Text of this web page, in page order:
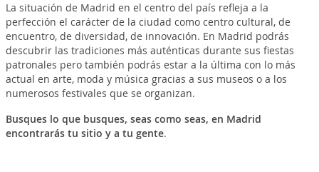
La situación de Madrid en el centro del país refleja a la
perfección el carácter de la ciudad como centro cultural, de
encuentro, de diversidad, de innovación. En Madrid podrás
descubrir las tradiciones más auténticas durante sus fiestas
patronales pero también podrás estar a la última con lo más
actual en arte, moda y música gracias a sus museos o a los
numerosos festivales que se organizan.
Busques lo que busques, seas como seas, en Madrid
encontrarás tu sitio y a tu gente.